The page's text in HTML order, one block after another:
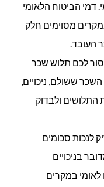
דמי הביטוח הלאומי
מסוימים חלק
העובד.
לכם תלוש שכר
ששולם, ניכויים,
התלושים ולבדוק
לנכות סכומים
בניכויים
לאומי במקרים